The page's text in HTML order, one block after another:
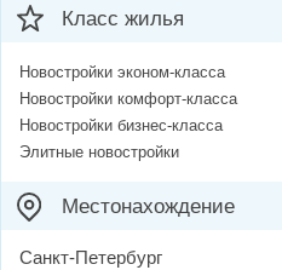
Класс жилья
Новостройки эконом-класса
Новостройки комфорт-класса
Новостройки бизнес-класса
Элитные новостройки
Местонахождение
Санкт-Петербург